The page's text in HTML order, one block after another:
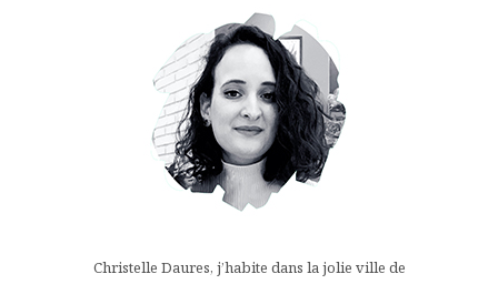
Christelle Daures, j’habite dans la jolie ville de